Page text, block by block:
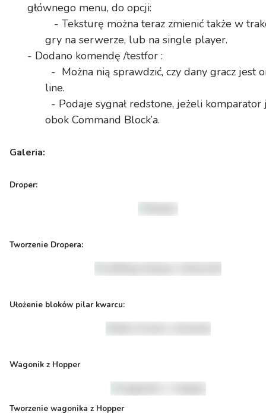
głównego menu, do opcji:
- Teksturę można teraz zmienić także w
gry na serwerze, lub na single player.
- Dodano komendę /testfor :
- Można nią sprawdzić, czy dany gracz jest
line.
- Podaje sygnał redstone, jeżeli komparator
obok Command Block’a.
Galeria:
Droper:
Tworzenie Dropera:
Ułożenie bloków pilar kwarcu:
Wagonik z Hopper
Tworzenie wagonika z Hopper